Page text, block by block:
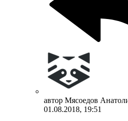
автор Мясоедов
01.08.2018, 19:51